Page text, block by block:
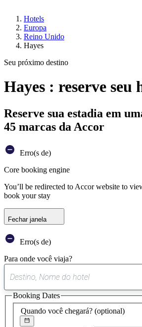
Hotels
Europa
Reino Unido
Hayes
Seu próximo destino
Hayes : reserve seu
Reserve sua estadia em
45 marcas da Accor
Erro(s de)
Core booking engine
You’ll be redirected to Accor website to
book your stay
Fechar janela
Erro(s de)
Para onde você viaja?
sugestão
Quando você chegará? (optional)
Booking Dates